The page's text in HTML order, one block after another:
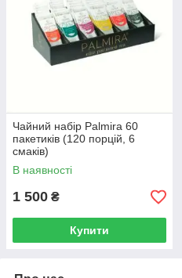
Чайний набір Palmira 60
пакетиків (120 порцій, 6
смаків)
В наявності
1 500 ₴
Купити